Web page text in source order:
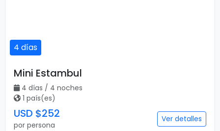
4 días
Mini Estambul
4 días / 4 noches
1 país(es)
USD $252
por persona
Ver detalles